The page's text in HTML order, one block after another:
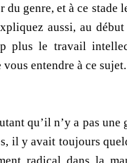
genre, et à ce stade
aussi, au début
plus le travail
entendre à ce sujet.
qu’il n’y a pas une
il y avait toujours